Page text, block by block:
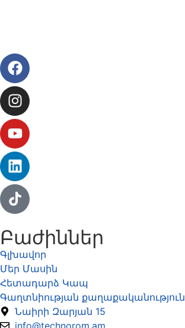
Բաժիններ
Գլխավոր
Մեր Մասին
Հետադարձ Կապ
Գաղտնիության քաղաքականություն
Նաիրի Զարյան 15
info@technorom.am